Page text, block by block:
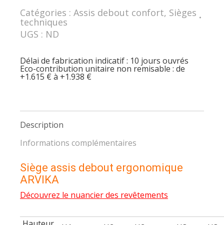
ARVIKA
coccys
et
petit
bassin
innovante
au
siège
Catégories : Assis debout confort, Sièges
techniques
UGS : ND
Délai de fabrication indicatif : 10 jours ouvrés
Eco-contribution unitaire non remisable : de
+1.615 € à +1.938 €
Description
Informations complémentaires
Siège assis debout ergonomique
ARVIKA
Découvrez le nuancier des revêtements